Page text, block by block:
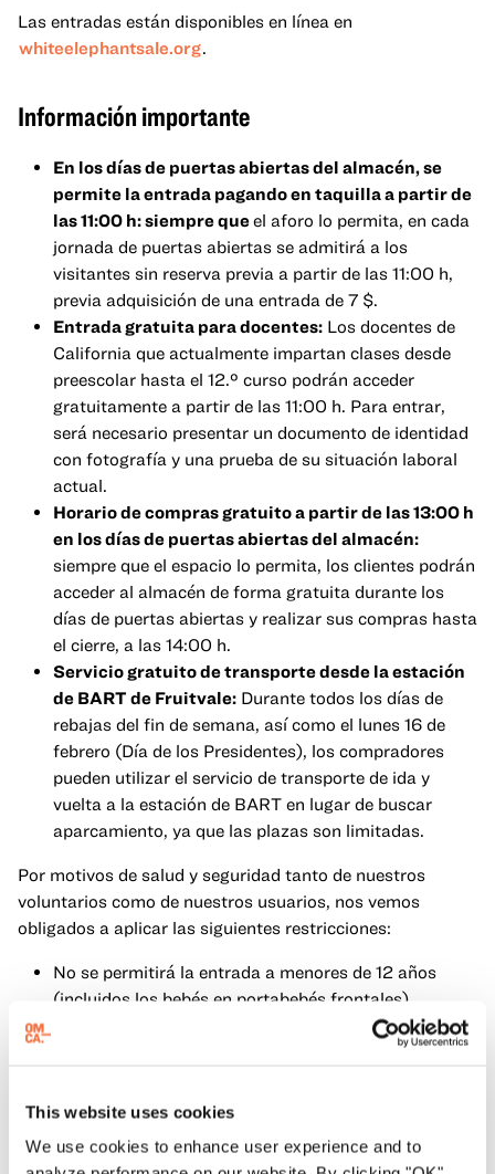
This website uses cookies
We use cookies to enhance user experience and to
Las entradas están disponibles en línea en
whiteelephantsale.org.
Información importante
En los días de puertas abiertas del almacén, se
permite la entrada pagando en taquilla a partir de
las 11:00 h: siempre queel aforo lo permita, en cada
jornada de puertas abiertas se admitirá a los
visitantes sin reserva previa a partir de las 11:00 h,
previa adquisición de una entrada de 7 $.
Entrada gratuita para docentes: Los docentes de
California que actualmente impartan clases desde
preescolar hasta el 12.º curso podrán acceder
gratuitamente a partir de las 11:00 h. Para entrar,
será necesario presentar un documento de identidad
con fotografía y una prueba de su situación laboral
actual.
Horario de compras gratuito a partir de las 13:00 h
en los días de puertas abiertas del almacén:
siempre que el espacio lo permita, los clientes podrán
acceder al almacén de forma gratuita durante los
días de puertas abiertas y realizar sus compras hasta
el cierre, a las 14:00 h.
Servicio gratuito de transporte desde la estación
de BART de Fruitvale: Durante todos los días de
rebajas del fin de semana, así como el lunes 16 de
febrero (Día de los Presidentes), los compradores
pueden utilizar el servicio de transporte de ida y
vuelta a la estación de BART en lugar de buscar
aparcamiento, ya que las plazas son limitadas.
Por motivos de salud y seguridad tanto de nuestros
voluntarios como de nuestros usuarios, nos vemos
obligados a aplicar las siguientes restricciones:
No se permitirá la entrada a menores de 12 años
(incluidos los bebés en portabebés frontales).
Solo se permiten animales de asistencia en el
almacén. Según la definición de la ADA, un animal de
específicamente para realizar tareas o prestar ayuda
proporcionan compañía, consuelo o apoyo emocional